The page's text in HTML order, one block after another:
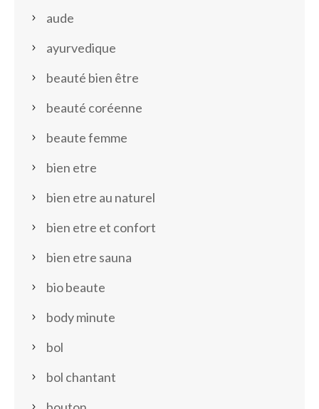
aude
ayurvedique
beauté bien être
beauté coréenne
beaute femme
bien etre
bien etre au naturel
bien etre et confort
bien etre sauna
bio beaute
body minute
bol
bol chantant